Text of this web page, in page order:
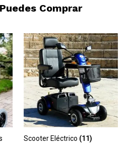
Comprar
Scooter Eléctrico (11)